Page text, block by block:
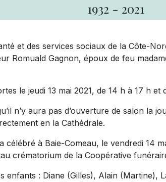
1932 - 2021
et des services sociaux de la Côte-
Romuald Gagnon, époux de feu
le jeudi 13 mai 2021, de 14 h à 17 h et
n’y aura pas d’ouverture de salon la
en la Cathédrale.
célébré à Baie-Comeau, le vendredi 14
crématorium de la Coopérative
enfants : Diane (Gilles), Alain (Martine),